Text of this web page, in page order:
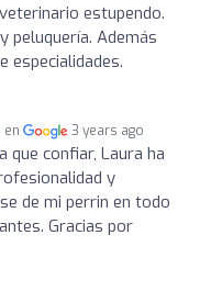
estupendo.
peluquería. Además
especialidades.
en 3 years ago
que confiar, Laura ha
y
de mi perrin en todo
Gracias por